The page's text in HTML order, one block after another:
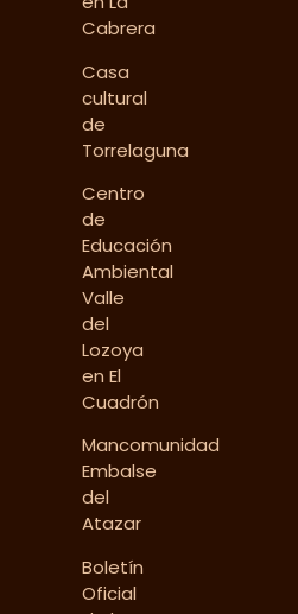
Cabrera
Casa
cultural
de
Torrelaguna
Centro
de
Educación
Ambiental
Valle
del
Lozoya
en El
Cuadrón
Mancomunidad
Embalse
del
Atazar
Boletín
Oficial